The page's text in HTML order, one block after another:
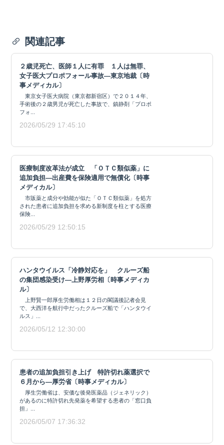
関連記事
２歳児死亡、医師１人に有罪 １人は無罪、
女子医大プロポフォール事故―東京地裁〔時
事メディカル〕
東京女子医大病院（東京都新宿区）で２０１４年、
手術後の２歳男児が死亡した事故で、鎮静剤「プロポ
フォ...
2026/05/29 17:45:10
医療制度改革法が成立 「ＯＴＣ類似薬」に
追加負担―出産費を保険適用で無償化〔時事
メディカル〕
市販薬と成分や効能が似た「ＯＴＣ類似薬」を処方
された患者に追加負担を求める新制度を柱とする医療
保険...
2026/05/29 12:50:15
ハンタウイルス「冷静対応を」 クルーズ船
の集団感染受け―上野厚労相〔時事メディカ
ル〕
上野賢一郎厚生労働相は１２日の閣議後記者会見
で、大西洋を航行中だったクルーズ船で「ハンタウイ
ルス」...
2026/05/12 12:30:00
患者の追加負担引き上げ 特許切れ薬選択で
６月から―厚労省〔時事メディカル〕
厚生労働省は、安価な後発医薬品（ジェネリック）
があるのに特許切れ先発薬を希望する患者の「窓口負
担」...
2026/05/07 17:36:32